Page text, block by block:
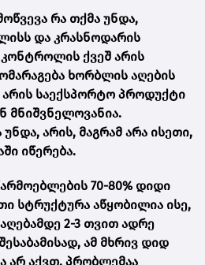
რა თქმა უნდა,
და კრასნოდარის
ქვეშ არის
ხორბლის აღების
საექსპორტო პროდუქტი
მნიშვნელოვანია.
არის, მაგრამ არა ისეთი,
იწერება.
70-80% დიდი
სტრუქტურა აწყობილია ისე,
2-3 თვით ადრე
ამ მხრივ დიდ
არ აქვთ. პრობლემაა